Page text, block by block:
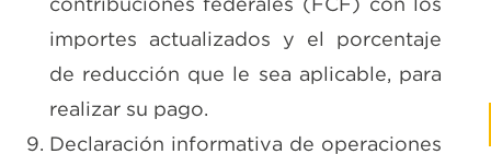
importes actualizados y el porcentaje
de reducción que le sea aplicable, para
realizar su pago.
Declaración informativa de operaciones